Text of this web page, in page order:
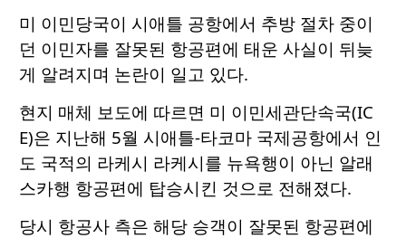
미 이민당국이 시애틀 공항에서 추방 절차 중이
던 이민자를 잘못된 항공편에 태운 사실이 뒤늦
게 알려지며 논란이 일고 있다.
현지 매체 보도에 따르면 미 이민세관단속국(IC
E)은 지난해 5월 시애틀-타코마 국제공항에서 인
도 국적의 라케시 라케시를 뉴욕행이 아닌 알래
스카행 항공편에 탑승시킨 것으로 전해졌다.
당시 항공사 측은 해당 승객이 잘못된 항공편에